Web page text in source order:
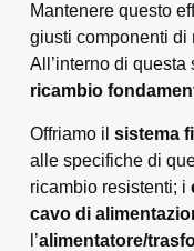
Mantenere questo
giusti componenti di
All’interno di
ricambio
Offriamo il sistema
alle specifiche di
ricambio resistenti; i
cavo di
l’alimentatore/